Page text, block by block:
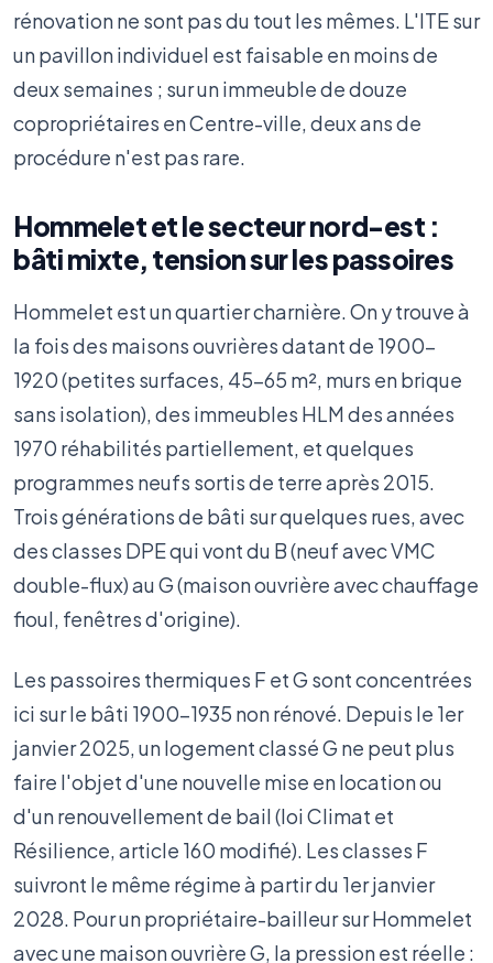
rénovation ne sont pas du tout les mêmes. L'ITE sur
un pavillon individuel est faisable en moins de
deux semaines ; sur un immeuble de douze
copropriétaires en Centre-ville, deux ans de
procédure n'est pas rare.
Hommelet et le secteur nord-est :
bâti mixte, tension sur les passoires
Hommelet est un quartier charnière. On y trouve à
la fois des maisons ouvrières datant de 1900-
1920 (petites surfaces, 45-65 m², murs en brique
sans isolation), des immeubles HLM des années
1970 réhabilités partiellement, et quelques
programmes neufs sortis de terre après 2015.
Trois générations de bâti sur quelques rues, avec
des classes DPE qui vont du B (neuf avec VMC
double-flux) au G (maison ouvrière avec chauffage
fioul, fenêtres d'origine).
Les passoires thermiques F et G sont concentrées
ici sur le bâti 1900-1935 non rénové. Depuis le 1er
janvier 2025, un logement classé G ne peut plus
faire l'objet d'une nouvelle mise en location ou
d'un renouvellement de bail (loi Climat et
Résilience, article 160 modifié). Les classes F
suivront le même régime à partir du 1er janvier
2028. Pour un propriétaire-bailleur sur Hommelet
avec une maison ouvrière G, la pression est réelle :